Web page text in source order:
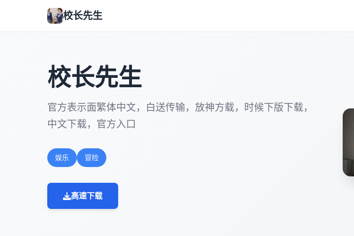
校长先生
校长先生
官方表示面繁体中文，白送传输，放神方载，时候下版下载，
中文下载，官方入口
娱乐 冒险
高速下载